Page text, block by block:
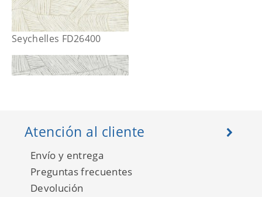
Seychelles FD26400
Atención al cliente
Envío y entrega
Preguntas frecuentes
Devolución